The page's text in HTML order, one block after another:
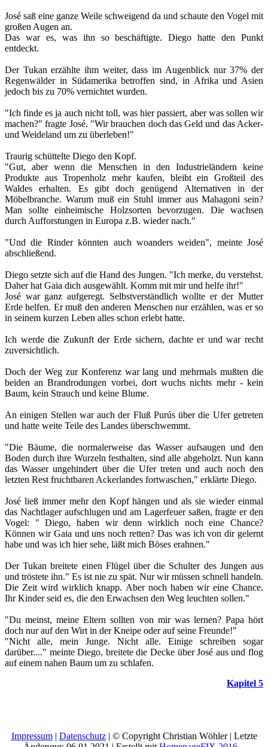
José saß eine ganze Weile schweigend da und schaute den Vogel mit
großen Augen an.
Das war es, was ihn so beschäftigte. Diego hatte den Punkt
entdeckt.
Der Tukan erzählte ihm weiter, dass im Augenblick nur 37% der
Regenwälder in Südamerika betroffen sind, in Afrika und Asien
jedoch bis zu 70% vernichtet wurden.
"Ich finde es ja auch nicht toll, was hier passiert, aber was sollen wir
machen?" fragte José. "Wir brauchen doch das Geld und das Acker-
und Weideland um zu überleben!"
Traurig schüttelte Diego den Kopf.
"Gut, aber wenn die Menschen in den Industrieländern keine
Produkte aus Tropenholz mehr kaufen, bleibt ein Großteil des
Waldes erhalten. Es gibt doch genügend Alternativen in der
Möbelbranche. Warum muß ein Stuhl immer aus Mahagoni sein?
Man sollte einheimische Holzsorten bevorzugen. Die wachsen
durch Aufforstungen in Europa z.B. wieder nach."
"Und die Rinder könnten auch woanders weiden", meinte José
abschließend.
Diego setzte sich auf die Hand des Jungen. "Ich merke, du verstehst.
Daher hat Gaia dich ausgewählt. Komm mit mir und helfe ihr!"
José war ganz aufgeregt. Selbstverständlich wollte er der Mutter
Erde helfen. Er muß den anderen Menschen nur erzählen, was er so
in seinem kurzen Leben alles schon erlebt hatte.
Ich werde die Zukunft der Erde sichern, dachte er und war recht
zuversichtlich.
Doch der Weg zur Konferenz war lang und mehrmals mußten die
beiden an Brandrodungen vorbei, dort wuchs nichts mehr - kein
Baum, kein Strauch und keine Blume.
An einigen Stellen war auch der Fluß Purús über die Ufer getreten
und hatte weite Teile des Landes überschwemmt.
"Die Bäume, die normalerweise das Wasser aufsaugen und den
Boden durch ihre Wurzeln festhalten, sind alle abgeholzt. Nun kann
das Wasser ungehindert über die Ufer treten und auch noch den
letzten Rest fruchtbaren Ackerlandes fortwaschen," erklärte Diego.
José ließ immer mehr den Kopf hängen und als sie wieder einmal
das Nachtlager aufschlugen und am Lagerfeuer saßen, fragte er den
Vogel: " Diego, haben wir denn wirklich noch eine Chance?
Können wir Gaia und uns noch retten? Das was ich von dir gelernt
habe und was ich hier sehe, läßt mich Böses erahnen."
Der Tukan breitete einen Flügel über die Schulter des Jungen aus
und tröstete ihn." Es ist nie zu spät. Nur wir müssen schnell handeln.
Die Zeit wird wirklich knapp. Aber noch haben wir eine Chance.
Ihr Kinder seid es, die den Erwachsen den Weg leuchten sollen."
"Du meinst, meine Eltern sollten von mir was lernen? Papa hört
doch nur auf den Wirt in der Kneipe oder auf seine Freunde!"
"Nicht alle, mein Junge. Nicht alle. Einige schreiben sogar
darüber...." meinte Diego, breitete die Decke über José aus und flog
auf einem nahen Baum um zu schlafen.
Kapitel 5
Impressum| Datenschutz| © Copyright Christian Wöhler | Letzte